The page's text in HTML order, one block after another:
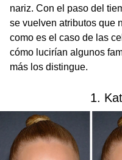
nariz. Con el paso del
se vuelven atributos que
como es el caso de las
cómo lucirían algunos
más los distingue.
1.